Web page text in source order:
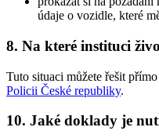
údaje o vozidle, které
8. Na které instituci
Tuto situaci můžete řešit
Policii České republiky.
10. Jaké doklady je